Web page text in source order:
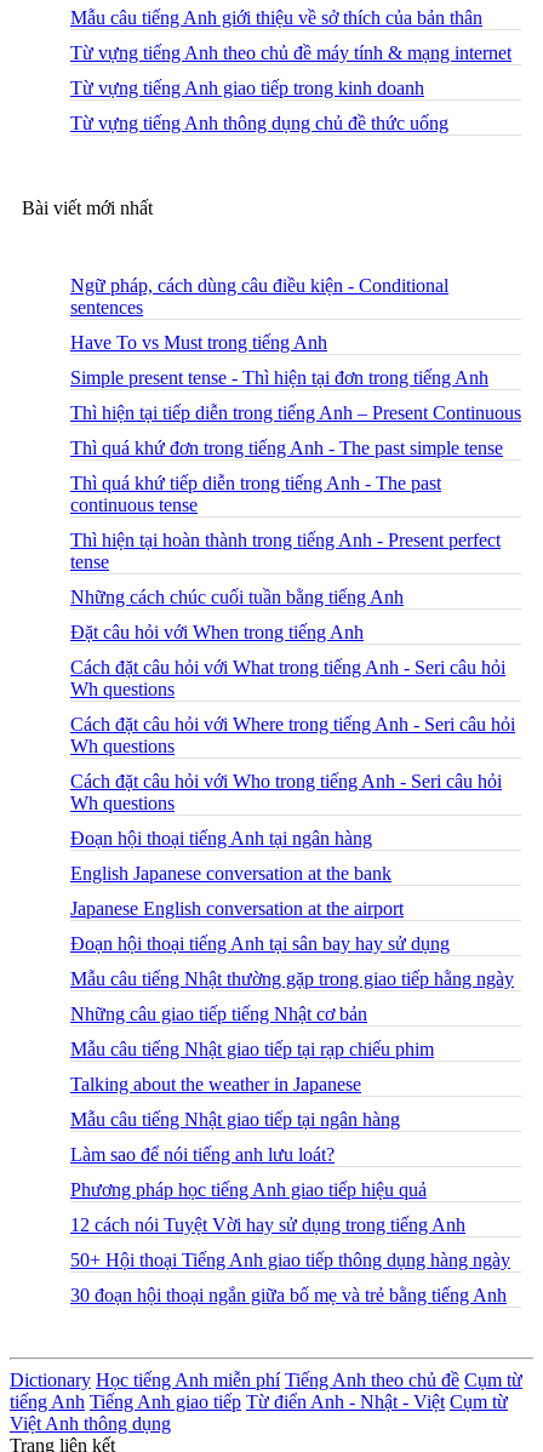
Mẫu câu tiếng Anh giới thiệu về sở thích của bản thân
Từ vựng tiếng Anh theo chủ đề máy tính & mạng internet
Từ vựng tiếng Anh giao tiếp trong kinh doanh
Từ vựng tiếng Anh thông dụng chủ đề thức uống
Bài viết mới nhất
Ngữ pháp, cách dùng câu điều kiện - Conditional
sentences
Have To vs Must trong tiếng Anh
Simple present tense - Thì hiện tại đơn trong tiếng Anh
Thì hiện tại tiếp diễn trong tiếng Anh – Present Continuous
Thì quá khứ đơn trong tiếng Anh - The past simple tense
Thì quá khứ tiếp diễn trong tiếng Anh - The past
continuous tense
Thì hiện tại hoàn thành trong tiếng Anh - Present perfect
tense
Những cách chúc cuối tuần bằng tiếng Anh
Đặt câu hỏi với When trong tiếng Anh
Cách đặt câu hỏi với What trong tiếng Anh - Seri câu hỏi
Wh questions
Cách đặt câu hỏi với Where trong tiếng Anh - Seri câu hỏi
Wh questions
Cách đặt câu hỏi với Who trong tiếng Anh - Seri câu hỏi
Wh questions
Đoạn hội thoại tiếng Anh tại ngân hàng
English Japanese conversation at the bank
Japanese English conversation at the airport
Đoạn hội thoại tiếng Anh tại sân bay hay sử dụng
Mẫu câu tiếng Nhật thường gặp trong giao tiếp hằng ngày
Những câu giao tiếp tiếng Nhật cơ bản
Mẫu câu tiếng Nhật giao tiếp tại rạp chiếu phim
Talking about the weather in Japanese
Mẫu câu tiếng Nhật giao tiếp tại ngân hàng
Làm sao để nói tiếng anh lưu loát?
Phương pháp học tiếng Anh giao tiếp hiệu quả
12 cách nói Tuyệt Vời hay sử dụng trong tiếng Anh
50+ Hội thoại Tiếng Anh giao tiếp thông dụng hàng ngày
30 đoạn hội thoại ngắn giữa bố mẹ và trẻ bằng tiếng Anh
Dictionary Học tiếng Anh miễn phí Tiếng Anh theo chủ đề Cụm từ
tiếng Anh Tiếng Anh giao tiếp Từ điển Anh - Nhật - Việt Cụm từ
Việt Anh thông dụng
Trang liên kết